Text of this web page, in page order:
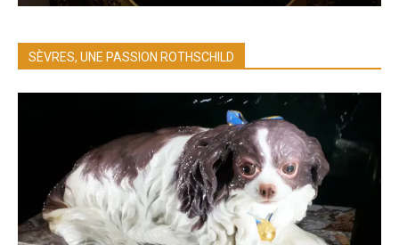
SÈVRES, UNE PASSION ROTHSCHILD